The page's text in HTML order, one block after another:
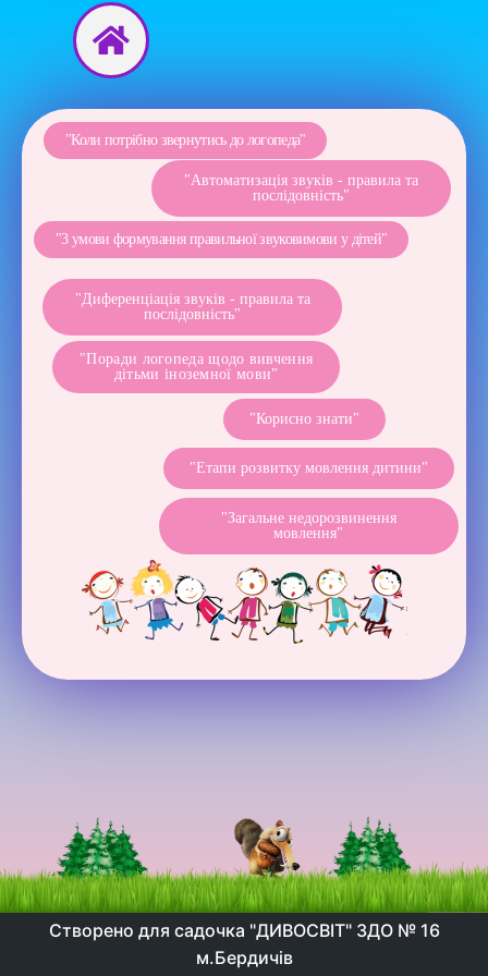
Перейти
"Коли потрібно звернутись до логопеда"
"Автоматизація звуків - правила та
послідовність"
"Диференціація звуків - правила та
послідовність"
"Поради логопеда щодо вивчення
дітьми іноземної мови"
"3 умови формування правильної звуковимови у дітей"
"Загальне недорозвинення
мовлення"
"Етапи розвитку мовлення дитини"
"Корисно знати"
Створено для садочка "ДИВОСВІТ" ЗДО № 16
м.Бердичів